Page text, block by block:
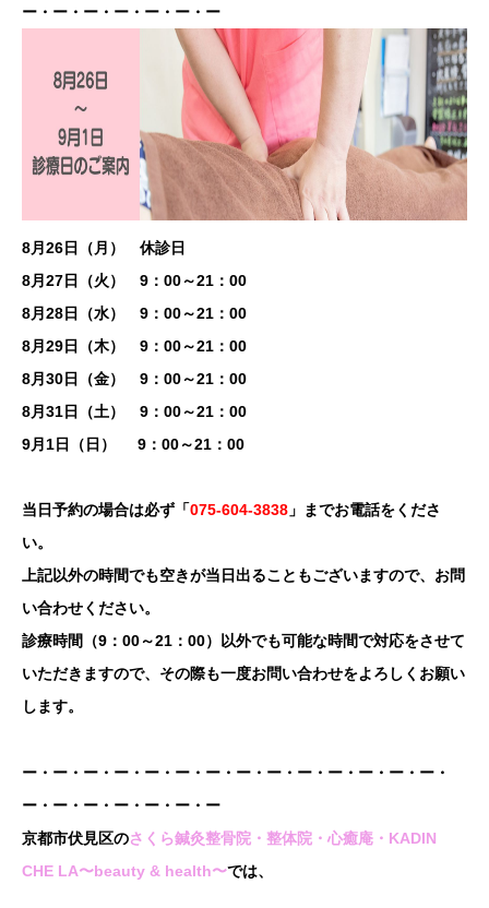
ー・ー・ー・ー・ー・ー・ー
8月26日（月） 休診日
8月27日（火） 9：00～21：00
8月28日（水） 9：00～21：00
8月29日（木） 9：00～21：00
8月30日（金） 9：00～21：00
8月31日（土） 9：00～21：00
9月1日（日） 9：00～21：00
当日予約の場合は必ず「075-604-3838 」までお電話をくださ
い。
上記以外の時間でも空きが当日出ることもございますので、お問
い合わせください。
診療時間（9：00～21：00）以外でも可能な時間で対応をさせて
いただきますので、その際も一度お問い合わせをよろしくお願い
します。
ー・ー・ー・ー・ー・ー・ー・ー・ー・ー・ー・ー・ー・ー・
ー・ー・ー・ー・ー・ー・ー
京都市伏見区のさくら鍼灸整骨院・整体院・心癒庵・KADIN
CHE LA〜beauty & health〜では、